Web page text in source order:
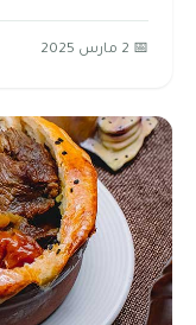
📅 2 مارس 2025